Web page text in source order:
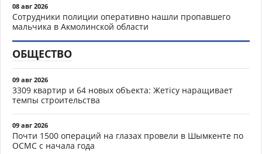
08 авг 2026
Сотрудники полиции оперативно нашли пропавшего
мальчика в Акмолинской области
ОБЩЕСТВО
09 авг 2026
3309 квартир и 64 новых объекта: Жетісу наращивает
темпы строительства
09 авг 2026
Почти 1500 операций на глазах провели в Шымкенте по
ОСМС с начала года